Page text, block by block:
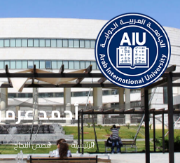
أحمد
الرئيسية قصص النجاح